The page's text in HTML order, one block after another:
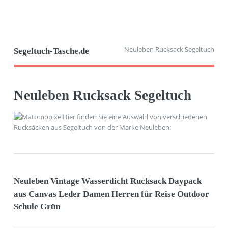
Segeltuch-Tasche.de Neuleben Rucksack Segeltuch
Neuleben Rucksack Segeltuch
Hier finden Sie eine Auswahl von verschiedenen
Rucksäcken aus Segeltuch von der Marke Neuleben:
Neuleben Vintage Wasserdicht Rucksack Daypack
aus Canvas Leder Damen Herren für Reise Outdoor
Schule Grün